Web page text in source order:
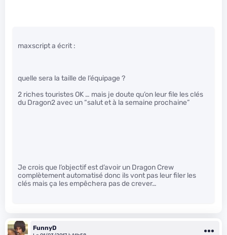
maxscript a écrit :
quelle sera la taille de l’équipage ?
2 riches touristes OK … mais je doute qu’on leur file les clés
du Dragon2 avec un “salut et à la semaine prochaine”
Je crois que l’objectif est d’avoir un Dragon Crew
complètement automatisé donc ils vont pas leur filer les
clés mais ça les empêchera pas de crever…
FunnyD